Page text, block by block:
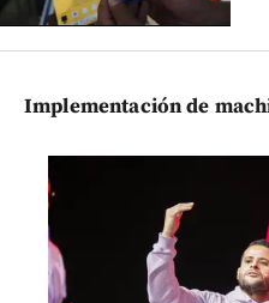
Implementación de